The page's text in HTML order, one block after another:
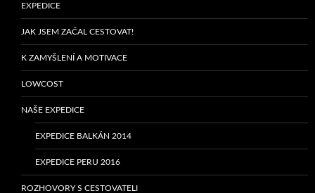
EXPEDICE
JAK JSEM ZAČAL CESTOVAT!
K ZAMYŠLENÍ A MOTIVACE
LOWCOST
NAŠE EXPEDICE
EXPEDICE BALKÁN 2014
EXPEDICE PERU 2016
ROZHOVORY S CESTOVATELI